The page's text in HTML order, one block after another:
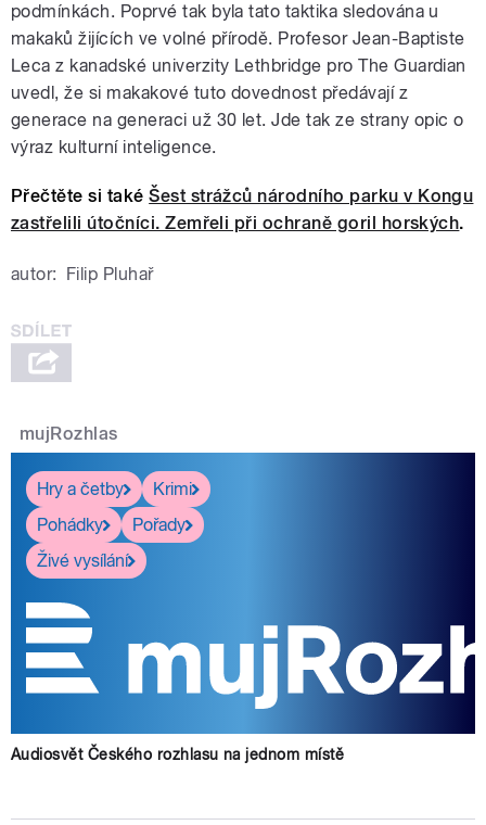
podmínkách. Poprvé tak byla tato taktika sledována u
makaků žijících ve volné přírodě. Profesor Jean-Baptiste
Leca z kanadské univerzity Lethbridge pro The Guardian
uvedl, že si makakové tuto dovednost předávají z
generace na generaci už 30 let. Jde tak ze strany opic o
výraz kulturní inteligence.
Přečtěte si takéŠest strážců národního parku v Kongu
zastřelili útočníci. Zemřeli při ochraně goril horských.
autor: Filip Pluhař
mujRozhlas
Hry a četby
Krimi
Pohádky
Pořady
Živé vysílání
Audiosvět Českého rozhlasu na jednom místě